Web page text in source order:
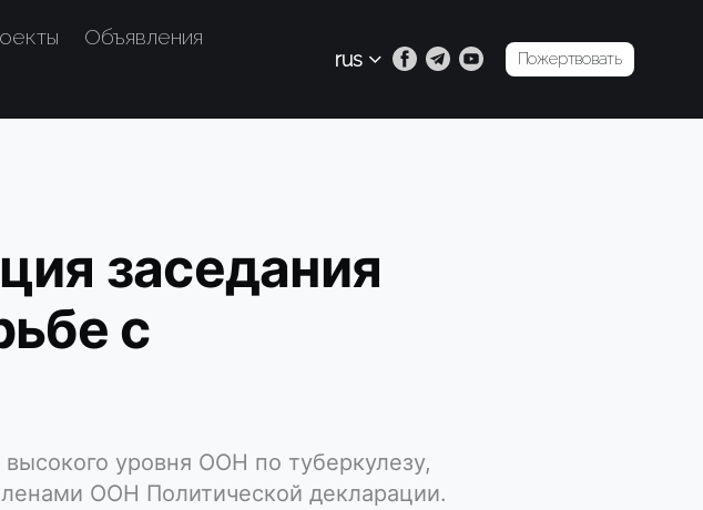
Объявления
rus Пожертвовать
заседания
с
уровня ООН по туберкулезу,
ООН Политической декларации.